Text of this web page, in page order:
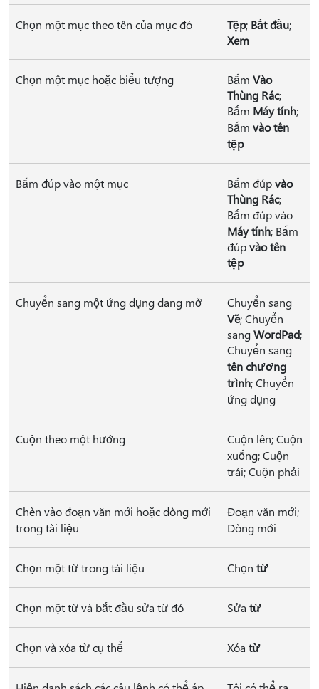
Chọn một mục theo tên của mục đó Tệp; Bắt đầu;
Xem
Chọn một mục hoặc biểu tượng Bấm Vào
Thùng Rác;
Bấm Máy tính;
Bấm vào tên
tệp
Bấm đúp vào một mục Bấm đúpvào
Thùng Rác;
Bấm đúp vào
Máy tính; Bấm
đúpvào tên
tệp
Chuyển sang một ứng dụng đang mở
Chuyển sang
Vẽ; Chuyển
sangWordPad;
Chuyển sang
tên chương
trình; Chuyển
ứng dụng
Cuộn theo một hướng
Cuộn lên; Cuộn
xuống; Cuộn
trái; Cuộn phải
Chèn vào đoạn văn mới hoặc dòng mới
trong tài liệu
Đoạn văn mới;
Dòng mới
Chọn một từ trong tài liệu Chọn từ
Chọn một từ và bắt đầu sửa từ đó Sửa từ
Chọn và xóa từ cụ thể Xóa từ